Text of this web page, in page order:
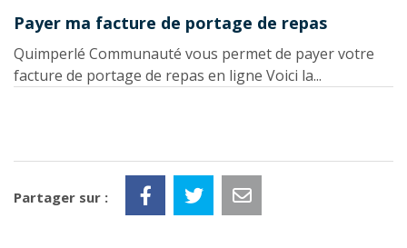
Payer ma facture de portage de repas
Quimperlé Communauté vous permet de payer votre
facture de portage de repas en ligne Voici la...
Partager sur :